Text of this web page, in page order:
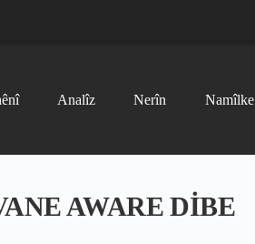
Analîz Nerîn Namîlke
AWARE DİBE